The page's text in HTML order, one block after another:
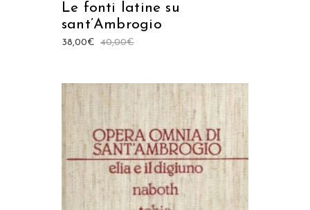
Le fonti latine su
sant’Ambrogio
40,00€
38,00€